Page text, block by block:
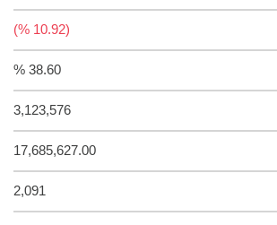
(10.92 %)
38.60 %
3,123,576
17,685,627.00
2,091